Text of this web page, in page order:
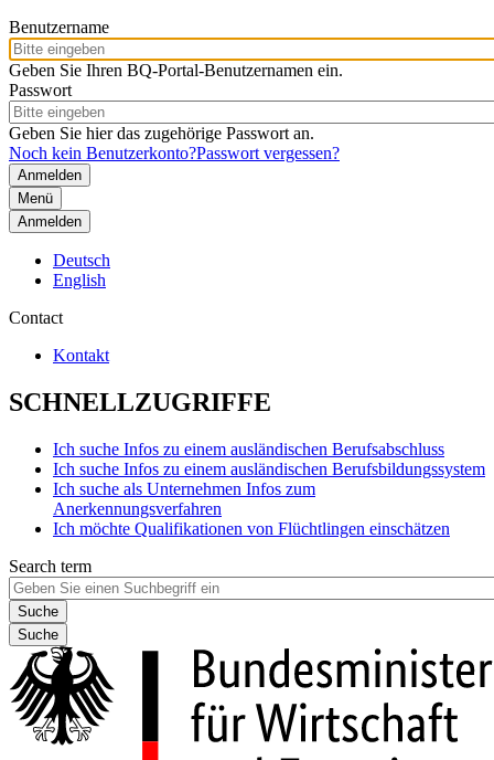
Benutzername
Geben Sie Ihren BQ-Portal-Benutzernamen ein.
Passwort
Geben Sie hier das zugehörige Passwort an.
Noch kein Benutzerkonto?Passwort vergessen?
Menü
Anmelden
Deutsch
English
Contact
Kontakt
SCHNELLZUGRIFFE
Ich suche Infos zu einem ausländischen Berufsabschluss
Ich suche Infos zu einem ausländischen Berufsbildungssystem
Ich suche als Unternehmen Infos zum
Anerkennungsverfahren
Ich möchte Qualifikationen von Flüchtlingen einschätzen
Search term
Suche